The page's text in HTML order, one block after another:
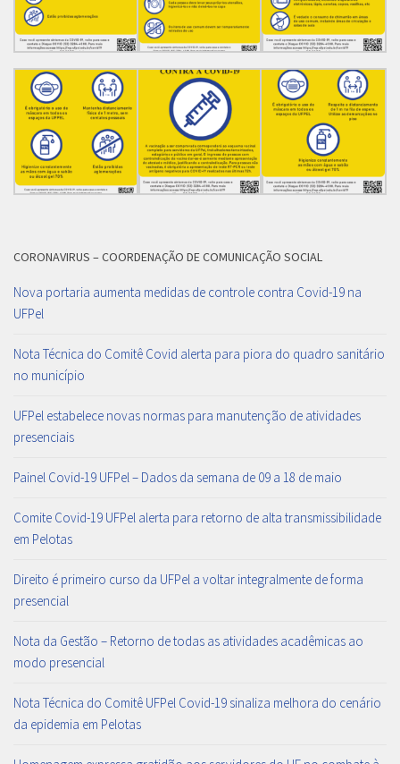
CORONAVIRUS – COORDENAÇÃO DE COMUNICAÇÃO SOCIAL
Nova portaria aumenta medidas de controle contra Covid-19 na
UFPel
Nota Técnica do Comitê Covid alerta para piora do quadro sanitário
no município
UFPel estabelece novas normas para manutenção de atividades
presenciais
Painel Covid-19 UFPel – Dados da semana de 09 a 18 de maio
Comite Covid-19 UFPel alerta para retorno de alta transmissibilidade
em Pelotas
Direito é primeiro curso da UFPel a voltar integralmente de forma
presencial
Nota da Gestão – Retorno de todas as atividades acadêmicas ao
modo presencial
Nota Técnica do Comitê UFPel Covid-19 sinaliza melhora do cenário
da epidemia em Pelotas